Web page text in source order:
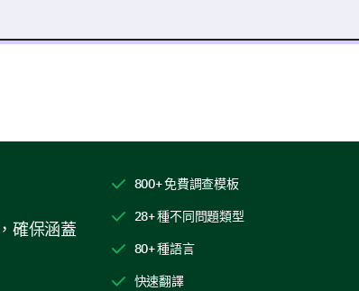
得如何？（非常好、好、中等好、稍微好、不好）
確保涵蓋
800+ 免費調查模板
28+ 種不同問題類型
80+ 種語言
快速翻譯